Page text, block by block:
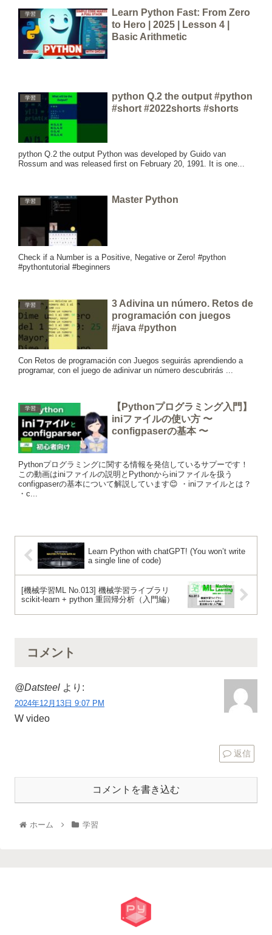
学習
Learn Python Fast: From Zero
to Hero | 2025 | Lesson 4 |
Basic Arithmetic
学習
python Q.2 the output #python
#short #2022shorts #shorts
python Q.2 the output Python was developed by Guido van
Rossum and was released first on February 20, 1991. It is one...
学習 Master Python
Check if a Number is a Positive, Negative or Zero! #python
#pythontutorial #beginners
学習
3 Adivina un número. Retos de
programación con juegos
#java #python
Con Retos de programación con Juegos seguirás aprendiendo a
programar, con el juego de adinivar un número descubrirás ...
学習
【Pythonプログラミング入門】
iniファイルの使い方 〜
configpaserの基本 〜
Pythonプログラミングに関する情報を発信しているサプーです！
この動画はiniファイルの説明とPythonからiniファイルを扱う
configpaserの基本について解説しています😊 ・iniファイルとは？
・c...
Learn Python with chatGPT! (You won’t write
a single line of code)
[機械学習ML No.013] 機械学習ライブラリ
scikit-learn + python 重回帰分析（入門編）
コメント
@Datsteel より:
2024年12月13日 9:07 PM
W video
返信
コメントを書き込む
ホーム 学習